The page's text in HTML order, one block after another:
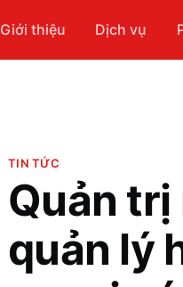
Giới thiệu Dịch vụ
TIN TỨC
Quản trị
quản lý